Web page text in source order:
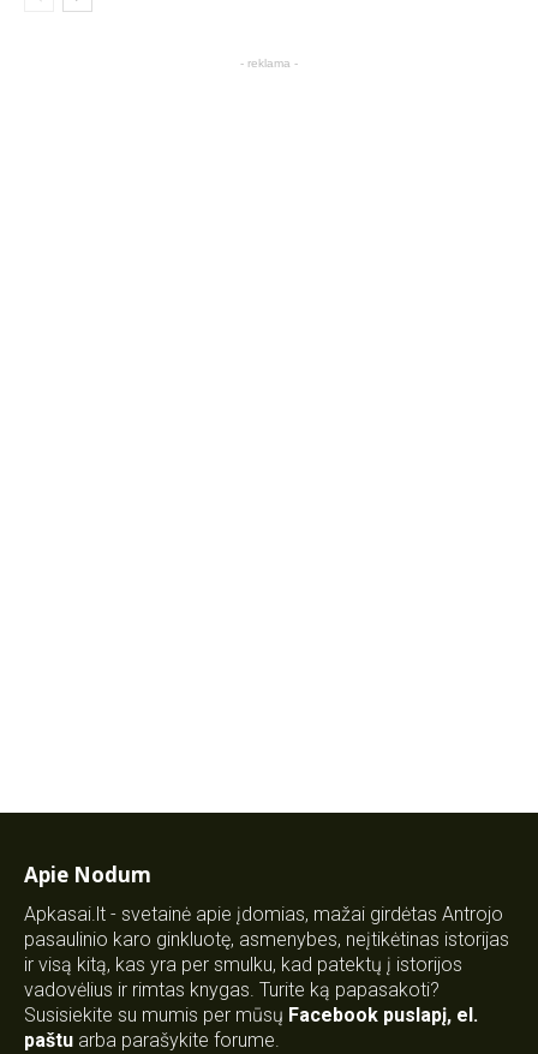
- reklama -
Apie Nodum
Apkasai.lt - svetainė apie įdomias, mažai girdėtas Antrojo
pasaulinio karo ginkluotę, asmenybes, neįtikėtinas istorijas
ir visą kitą, kas yra per smulku, kad patektų į istorijos
vadovėlius ir rimtas knygas. Turite ką papasakoti?
Susisiekite su mumis per mūsų Facebook puslapį, el.
paštu arba parašykite forume.